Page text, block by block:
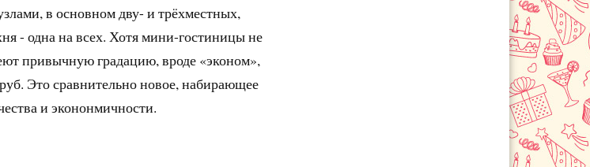
в основном дву- и трёхместных,
- одна на всех. Хотя мини-гостиницы не
привычную градацию, вроде «эконом»,
Это сравнительно новое, набирающее
и экононмичности.